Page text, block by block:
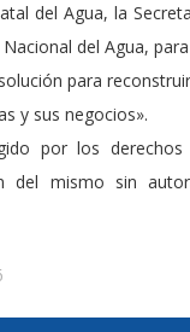
del Agua, la
del Agua,
para
y sus negocios».
por los
del mismo sin